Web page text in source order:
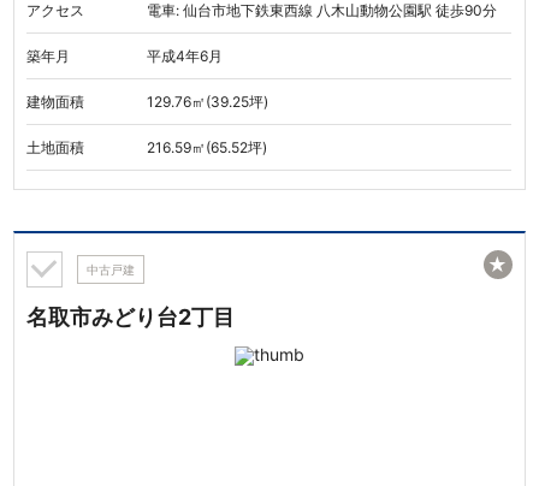
アクセス
電車: 仙台市地下鉄東西線 八木山動物公園駅 徒歩90分
築年月 平成4年6月
建物面積 129.76㎡(39.25坪)
土地面積 216.59㎡(65.52坪)
中古戸建
名取市みどり台2丁目
★